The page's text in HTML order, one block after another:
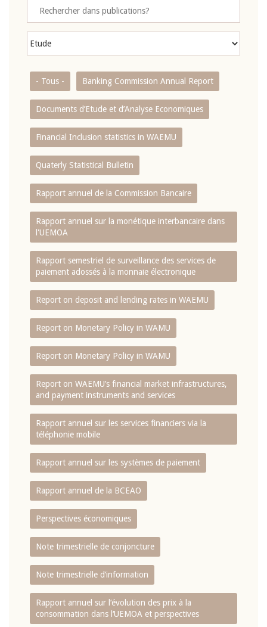
- Tous - Banking Commission Annual Report
Documents d’Etude et d’Analyse Economiques
Financial Inclusion statistics in WAEMU
Quaterly Statistical Bulletin
Rapport annuel de la Commission Bancaire
Rapport annuel sur la monétique interbancaire dans
l'UEMOA
Rapport semestriel de surveillance des services de
paiement adossés à la monnaie électronique
Report on deposit and lending rates in WAEMU
Report on Monetary Policy in WAMU
Report on Monetary Policy in WAMU
Report on WAEMU’s financial market infrastructures,
and payment instruments and services
Rapport annuel sur les services financiers via la
téléphonie mobile
Rapport annuel sur les systèmes de paiement
Rapport annuel de la BCEAO
Perspectives économiques
Note trimestrielle de conjoncture
Note trimestrielle d‘information
Rapport annuel sur l‘évolution des prix à la
consommation dans l‘UEMOA et perspectives